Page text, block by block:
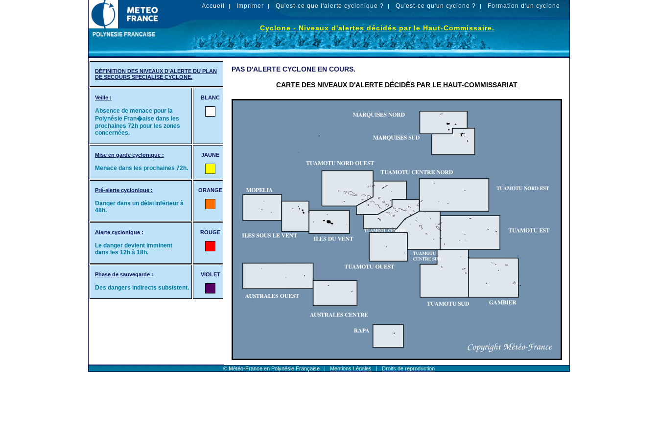
Accueil | Imprimer | Qu'est-ce que l'alerte cyclonique ? | Qu'est-ce qu'un cyclone ? | Formation d'un cyclone
Cyclone - Niveaux d'alertes décidés par le Haut-Commissaire.
DÉFINITION DES NIVEAUX D'ALERTE DU PLAN
DE SECOURS SPECIALISÉ CYCLONE.
Veille :
Absence de menace pour la
Polynésie Fran�aise dans les
prochaines 72h pour les zones
concernées.
BLANC
Mise en garde cyclonique :
Menace dans les prochaines 72h.
JAUNE
Pré-alerte cyclonique :
Danger dans un délai inférieur à
48h.
ORANGE
Alerte cyclonique :
Le danger devient imminent
dans les 12h à 18h.
ROUGE
Phase de sauvegarde :
Des dangers indirects subsistent.
VIOLET
PAS D'ALERTE CYCLONE EN COURS.
CARTE DES NIVEAUX D'ALERTE DÉCIDÉS PAR LE HAUT-COMMISSARIAT
© Météo-France en Polynésie Française | Mentions Légales | Droits de reproduction